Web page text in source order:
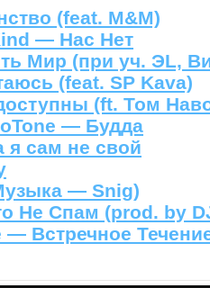
(feat. M&M)
— Нас Нет
Мир (при уч. ЭL,
(feat. SP Kava)
(ft. Том
— Будда
я сам не свой
— Snig)
Не Спам (prod. by
— Встречное